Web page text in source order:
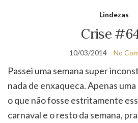
Lindezas
Crise
10/03/2014 No
Passei uma semana super
nada de enxaqueca. Apenas
o que não fosse estritamente
carnaval e o resto da semana,